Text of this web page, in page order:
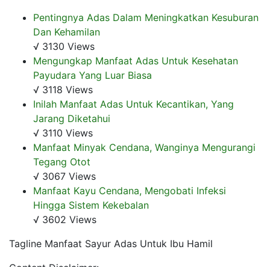
Pentingnya Adas Dalam Meningkatkan Kesuburan
Dan Kehamilan
√ 3130 Views
Mengungkap Manfaat Adas Untuk Kesehatan
Payudara Yang Luar Biasa
√ 3118 Views
Inilah Manfaat Adas Untuk Kecantikan, Yang
Jarang Diketahui
√ 3110 Views
Manfaat Minyak Cendana, Wanginya Mengurangi
Tegang Otot
√ 3067 Views
Manfaat Kayu Cendana, Mengobati Infeksi
Hingga Sistem Kekebalan
√ 3602 Views
Tagline Manfaat Sayur Adas Untuk Ibu Hamil